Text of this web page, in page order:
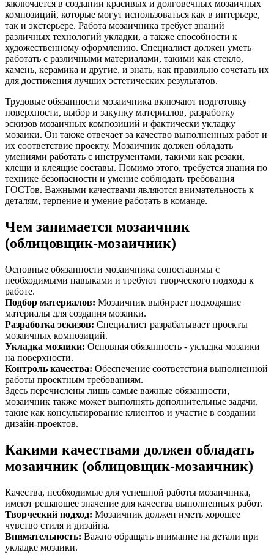
заключается в создании красивых и долговечных мозаичных
композиций, которые могут использоваться как в интерьере,
так и экстерьере. Работа мозаичника требует знаний
различных технологий укладки, а также способности к
художественному оформлению. Специалист должен уметь
работать с различными материалами, такими как стекло,
камень, керамика и другие, и знать, как правильно сочетать их
для достижения лучших эстетических результатов.
Трудовые обязанности мозаичника включают подготовку
поверхности, выбор и закупку материалов, разработку
эскизов мозаичных композиций и фактически укладку
мозаики. Он также отвечает за качество выполненных работ и
их соответствие проекту. Мозаичник должен обладать
умениями работать с инструментами, такими как резаки,
клещи и клеящие составы. Помимо этого, требуется знания по
технике безопасности и умение соблюдать требования
ГОСТов. Важными качествами являются внимательность к
деталям, терпение и умение работать в команде.
Чем занимается мозаичник
(облицовщик-мозаичник)
Основные обязанности мозаичника сопоставимы с
необходимыми навыками и требуют творческого подхода к
работе.
Подбор материалов: Мозаичник выбирает подходящие
материалы для создания мозаики.
Разработка эскизов: Специалист разрабатывает проекты
мозаичных композиций.
Укладка мозаики: Основная обязанность - укладка мозаики
на поверхности.
Контроль качества: Обеспечение соответствия выполненной
работы проектным требованиям.
Здесь перечислены лишь самые важные обязанности,
мозаичник также может выполнять дополнительные задачи,
такие как консультирование клиентов и участие в создании
дизайн-проектов.
Какими качествами должен обладать
мозаичник (облицовщик-мозаичник)
Качества, необходимые для успешной работы мозаичника,
имеют решающее значение для качества выполненных работ.
Творческий подход: Мозаичник должен иметь хорошее
чувство стиля и дизайна.
Внимательность: Важно обращать внимание на детали при
укладке мозаики.